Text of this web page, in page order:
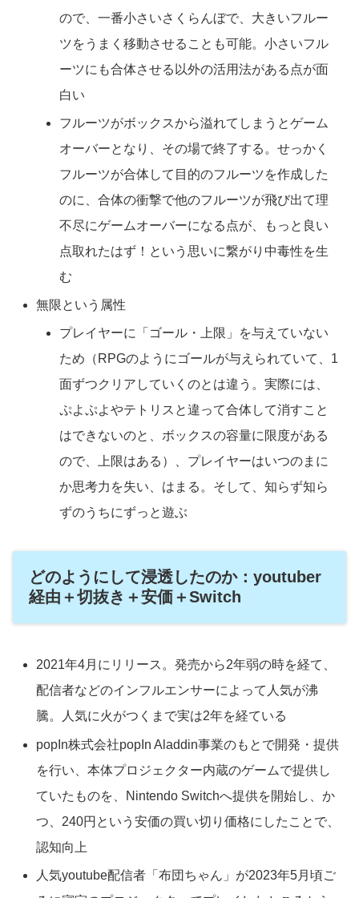
ので、一番小さいさくらんぼで、大きいフルー
ツをうまく移動させることも可能。小さいフル
ーツにも合体させる以外の活用法がある点が面
白い
フルーツがボックスから溢れてしまうとゲーム
オーバーとなり、その場で終了する。せっかく
フルーツが合体して目的のフルーツを作成した
のに、合体の衝撃で他のフルーツが飛び出て理
不尽にゲームオーバーになる点が、もっと良い
点取れたはず！という思いに繋がり中毒性を生
む
無限という属性
プレイヤーに「ゴール・上限」を与えていない
ため（RPGのようにゴールが与えられていて、1
面ずつクリアしていくのとは違う。実際には、
ぷよぷよやテトリスと違って合体して消すこと
はできないのと、ボックスの容量に限度がある
ので、上限はある）、プレイヤーはいつのまに
か思考力を失い、はまる。そして、知らず知ら
ずのうちにずっと遊ぶ
どのようにして浸透したのか：youtuber
経由＋切抜き＋安価＋Switch
2021年4月にリリース。発売から2年弱の時を経て、
配信者などのインフルエンサーによって人気が沸
騰。人気に火がつくまで実は2年を経ている
popIn株式会社popIn Aladdin事業のもとで開発・提供
を行い、本体プロジェクター内蔵のゲームで提供し
ていたものを、Nintendo Switchへ提供を開始し、か
つ、240円という安価の買い切り価格にしたことで、
認知向上
人気youtube配信者「布団ちゃん」が2023年5月頃ご